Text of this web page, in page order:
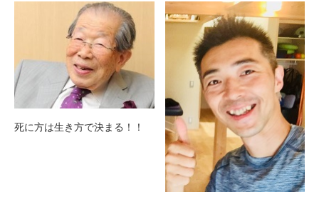
死に方は生き方で決まる！！